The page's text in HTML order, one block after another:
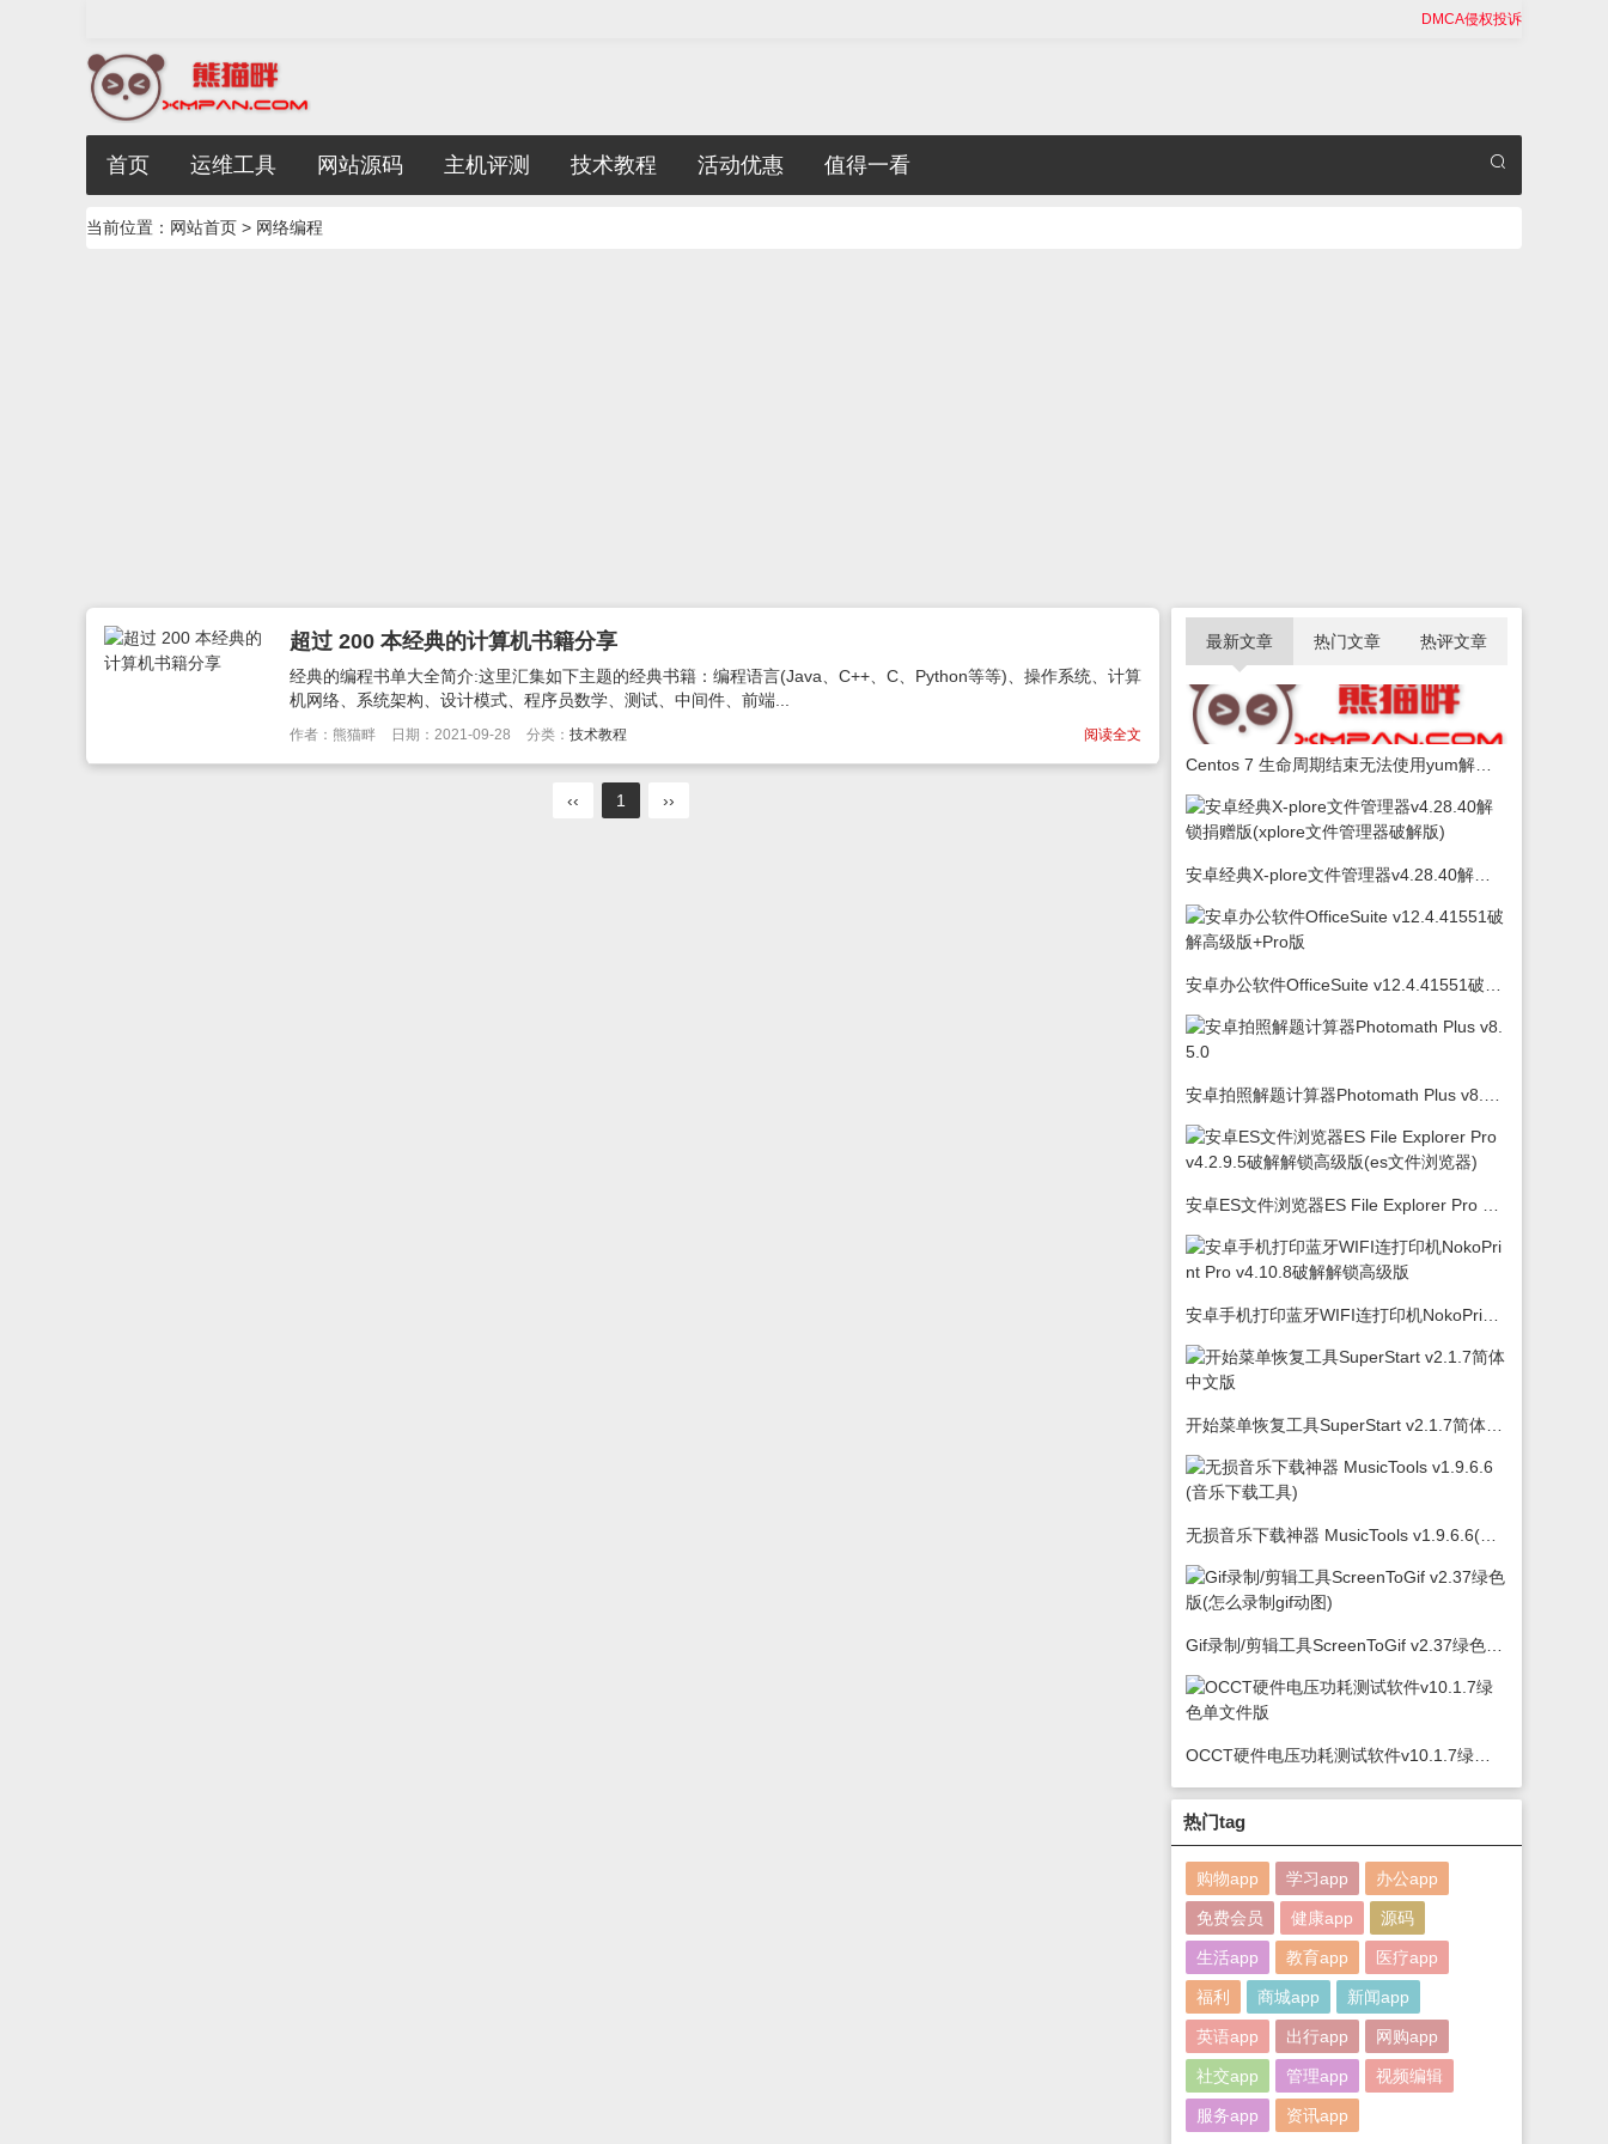
DMCA侵权投诉
首页 运维工具 网站源码 主机评测 技术教程 活动优惠 值得一看
当前位置： 网站首页 > 网络编程
超过 200 本经典的计算机书籍分享
经典的编程书单大全简介:这里汇集如下主题的经典书籍：编程语言(Java、C++、C、Python等等)、操作系统、计算
机网络、系统架构、设计模式、程序员数学、测试、中间件、前端...
阅读全文
作者：熊猫畔 日期：2021-09-28 分类： 技术教程
‹‹ 1 ››
最新文章 热门文章 热评文章
热门tag
购物app 学习app 办公app
免费会员 健康app 源码
生活app 教育app 医疗app
福利 商城app 新闻app
英语app 出行app 网购app
社交app 管理app 视频编辑
服务app 资讯app